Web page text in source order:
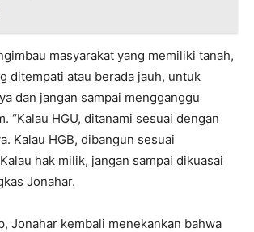
masyarakat yang memiliki tanah,
ditempati atau berada jauh, untuk
dan jangan sampai mengganggu
“Kalau HGU, ditanami sesuai dengan
Kalau HGB, dibangun sesuai
hak milik, jangan sampai dikuasai
Jonahar.
Jonahar kembali menekankan bahwa